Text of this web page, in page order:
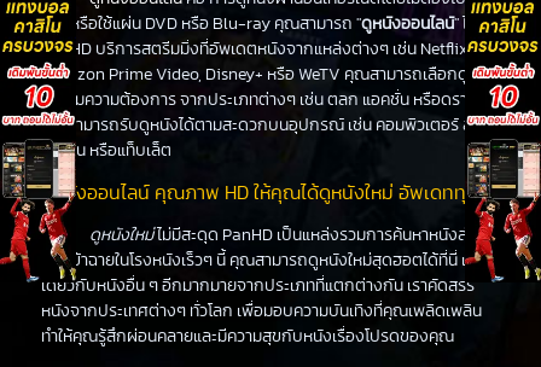
หนังหรือใช้แผ่น DVD หรือ Blu-ray คุณสามารถ "ดูหนังออนไลน์" ได้ที่
PanHD บริการสตรีมมิ่งที่อัพเดตหนังจากแหล่งต่างๆ เช่น Netflix,
Amazon Prime Video, Disney+ หรือ WeTV คุณสามารถเลือกดูหนัง
ได้ตามความต้องการ จากประเภทต่างๆ เช่น ตลก แอคชั่น หรือดราม่า
คุณสามารถรับดูหนังได้ตามสะดวกบนอุปกรณ์ เช่น คอมพิวเตอร์ สมา
ร์ทโฟน หรือแท็บเล็ต
ดูหนังออนไลน์ คุณภาพ HD ให้คุณได้ดูหนังใหม่ อัพเดททุกวัน
ดูหนังใหม่ไม่มีสะดุด PanHD เป็นแหล่งรวมการค้นหาหนังล่าสุด
ที่จะเข้าฉายในโรงหนังเร็วๆ นี้ คุณสามารถดูหนังใหม่สุดฮอตได้ที่นี่ เช่น
เดียวกับหนังอื่น ๆ อีกมากมายจากประเภทที่แตกต่างกัน เราคัดสรร
หนังจากประเทศต่างๆ ทั่วโลก เพื่อมอบความบันเทิงที่คุณเพลิดเพลิน
ทำให้คุณรู้สึกผ่อนคลายและมีความสุขกับหนังเรื่องโปรดของคุณ